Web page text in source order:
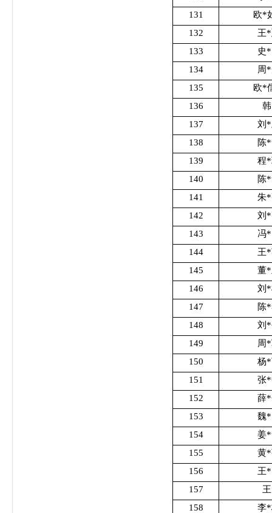
131
欧*
132
王
133
史
134
周
135
欧*
136
137
刘
138
陈
139
程
140
陈
141
朱
142
刘
143
冯
144
王
145
董
146
刘
147
陈
148
刘
149
周
150
杨
151
张
152
薛
153
魏
154
姜
155
黄
156
王
157
158
李